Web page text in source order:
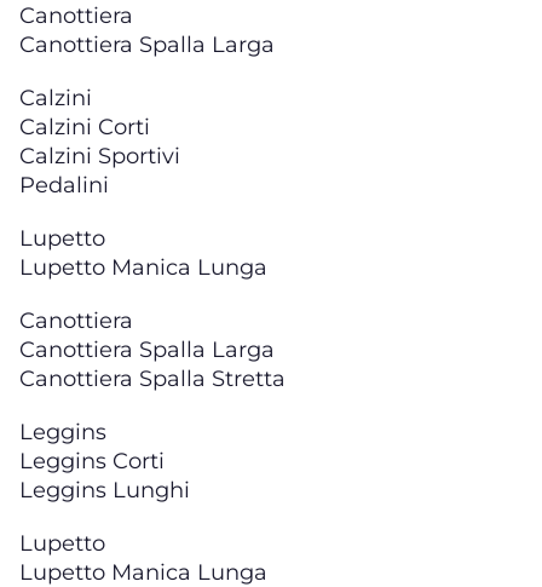
Canottiera
Canottiera Spalla Larga
Calzini
Calzini Corti
Calzini Sportivi
Pedalini
Lupetto
Lupetto Manica Lunga
Canottiera
Canottiera Spalla Larga
Canottiera Spalla Stretta
Leggins
Leggins Corti
Leggins Lunghi
Lupetto
Lupetto Manica Lunga